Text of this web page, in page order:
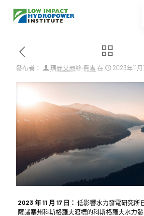
發布者： 瑪麗艾麗絲·費雪 在 2023年11月
2023 年 11 月 17 日： 低影響水力發電研究所
薩諸塞州科斯格羅夫渡槽的科斯格羅夫水力發